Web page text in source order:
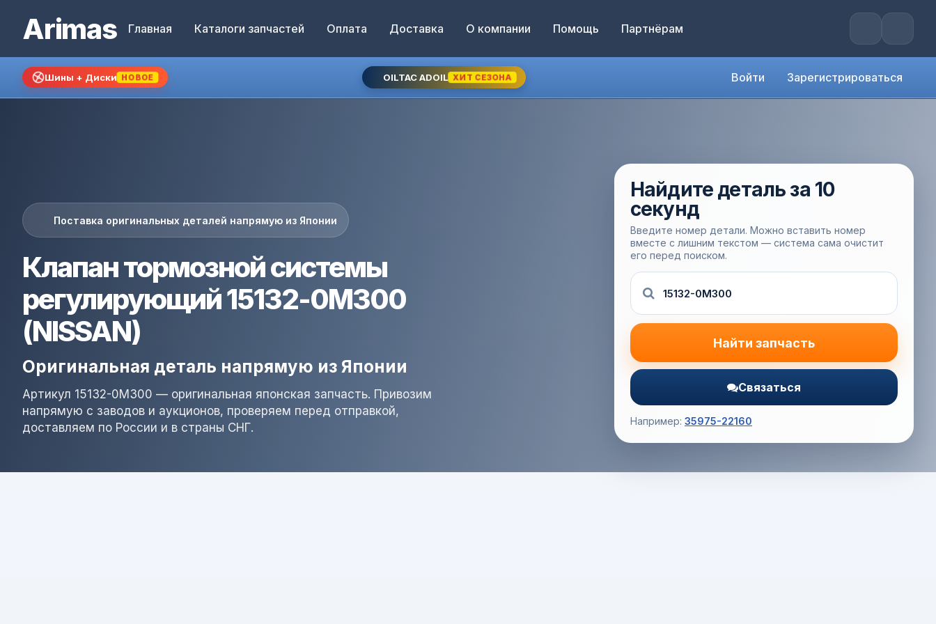
Arimas Главная Каталоги запчастей Оплата Доставка О компании Помощь Партнёрам
Шины + Диски НОВОЕ OILTAC ADOIL ХИТ СЕЗОНА Войти Зарегистрироваться
Поставка оригинальных деталей напрямую из Японии
Клапан тормозной системы
регулирующий 15132-0M300
(NISSAN)
Оригинальная деталь напрямую из Японии
Артикул 15132-0M300 — оригинальная японская запчасть. Привозим
напрямую с заводов и аукционов, проверяем перед отправкой,
доставляем по России и в страны СНГ.
Найдите деталь за 10
секунд
Введите номер детали. Можно вставить номер
вместе с лишним текстом — система сама очистит
его перед поиском.
Найти запчасть
Связаться
Например: 35975-22160